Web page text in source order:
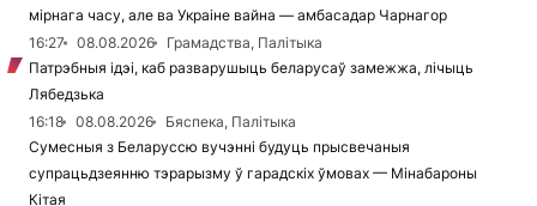
мірнага часу, але ва Украіне вайна — амбасадар Чарнагор
16:27
08.08.2026
Грамадства, Палітыка
Патрэбныя ідэі, каб разварушыць беларусаў замежжа, лічыць
Лябедзька
16:18
08.08.2026
Бяспека, Палітыка
Сумесныя з Беларуссю вучэнні будуць прысвечаныя
супрацьдзеянню тэрарызму ў гарадскіх ўмовах — Мінабароны
Кітая